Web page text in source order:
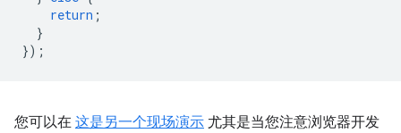
return ;
}
});
您可以在 这是另一个现场演示 尤其是当您注意浏览器开发